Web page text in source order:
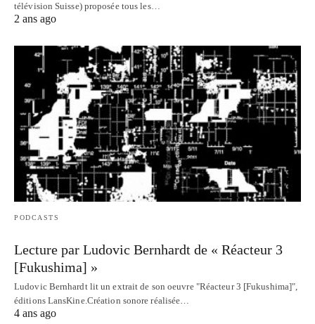
télévision Suisse) proposée tous les…
2 ans ago
PODCASTS
Lecture par Ludovic Bernhardt de « Réacteur 3
[Fukushima] »
Ludovic Bernhardt lit un extrait de son oeuvre "Réacteur 3 [Fukushima]",
éditions LansKine.Création sonore réalisée…
4 ans ago